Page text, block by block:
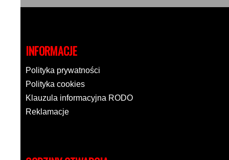
INFORMACJE
Polityka prywatności
Polityka cookies
Klauzula informacyjna RODO
Reklamacje